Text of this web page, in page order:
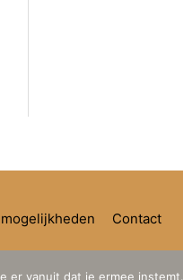
Contact
er vanuit dat je ermee instemt.